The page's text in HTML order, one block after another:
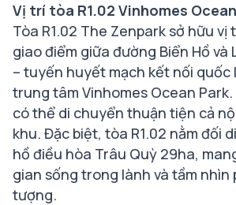
Vị trí tòa R1.02 Vinhomes
Tòa R1.02 The Zenpark sở hữu vị
giao điểm giữa đường Biển Hồ và
– tuyến huyết mạch kết nối quốc
trung tâm Vinhomes Ocean
có thể di chuyển thuận tiện cả
khu. Đặc biệt, tòa R1.02 nằm đối
hồ điều hòa Trâu Quỳ 29ha,
gian sống trong lành và tầm nhìn
tượng.